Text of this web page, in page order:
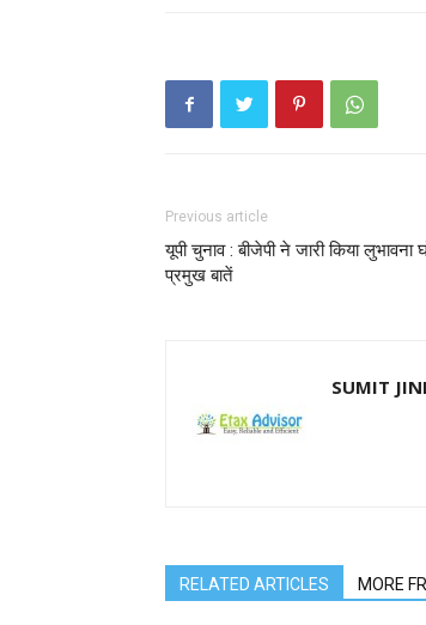
Previous article
यूपी चुनाव : बीजेपी ने जारी किया लुभावना
प्रमुख बातें
SUMIT
RELATED ARTICLES MORE